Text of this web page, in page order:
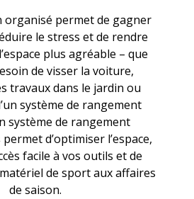
organisé permet de gagner
le stress et de rendre
plus agréable – que
de visser la voiture,
travaux dans le jardin ou
système de rangement
système de rangement
d’optimiser l’espace,
facile à vos outils et de
de sport aux affaires
de saison.